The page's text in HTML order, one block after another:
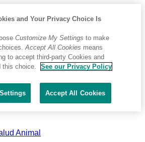
Animal
and Your Privacy Choice Is
Customize My Settings to make
Accept All Cookies means
to accept third-party Cookies and
this choice.
See our Privacy Policy
Accept All Cookies